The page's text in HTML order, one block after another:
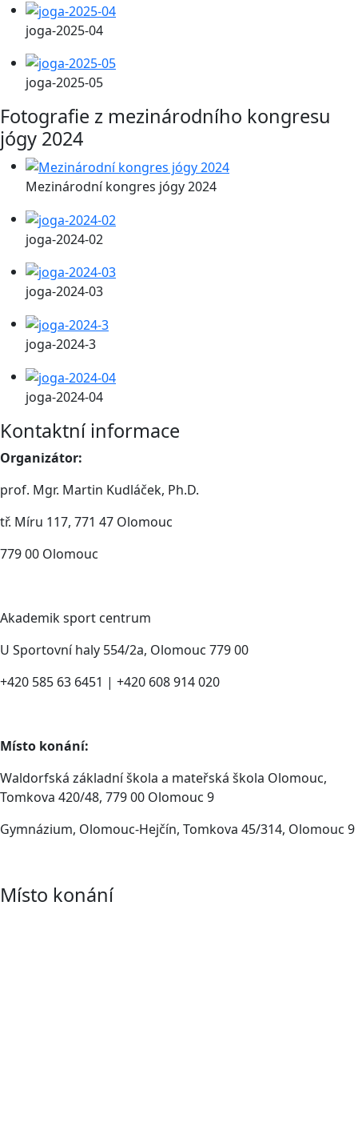
joga-2025-04
joga-2025-05
Fotografie z mezinárodního kongresu
jógy 2024
Mezinárodní kongres jógy 2024
joga-2024-02
joga-2024-03
joga-2024-3
joga-2024-04
Kontaktní informace
Organizátor:
prof. Mgr. Martin Kudláček, Ph.D.
tř. Míru 117, 771 47 Olomouc
779 00 Olomouc
Akademik sport centrum
U Sportovní haly 554/2a, Olomouc 779 00
+420 585 63 6451 | +420 608 914 020
Místo konání:
Waldorfská základní škola a mateřská škola Olomouc,
Tomkova 420/48, 779 00 Olomouc 9
Gymnázium, Olomouc-Hejčín, Tomkova 45/314, Olomouc 9
Místo konání